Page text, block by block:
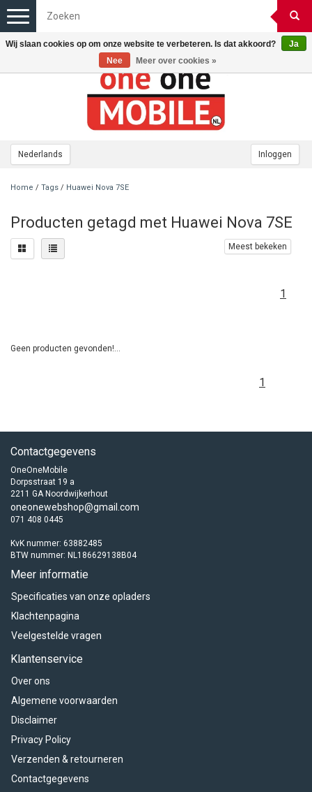
Nederlands Inloggen
Toggle
navigation
Home / Tags / Huawei Nova 7SE
Producten getagd met Huawei Nova 7SE
Meest bekeken
1
Geen producten gevonden!...
1
Contactgegevens
OneOneMobile
Dorpsstraat 19 a
2211 GA Noordwijkerhout
oneonewebshop@gmail.com
071 408 0445
KvK nummer: 63882485
BTW nummer: NL186629138B04
Meer informatie
Specificaties van onze opladers
Klachtenpagina
Veelgestelde vragen
Klantenservice
Over ons
Algemene voorwaarden
Disclaimer
Privacy Policy
Verzenden & retourneren
Contactgegevens
Wij slaan cookies op om onze website te verbeteren. Is dat akkoord?
Ja
Nee
Meer over cookies »